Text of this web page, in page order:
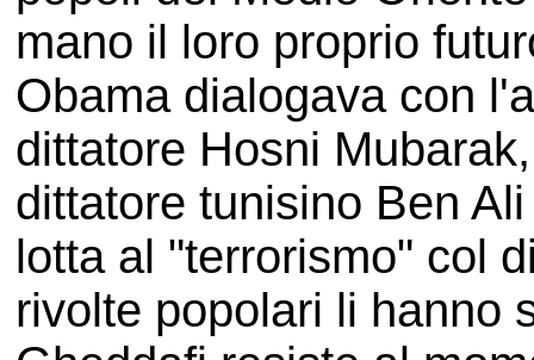
mano il loro proprio
Obama dialogava con
dittatore Hosni
dittatore tunisino Ben
lotta al "terrorismo" col
rivolte popolari li hanno